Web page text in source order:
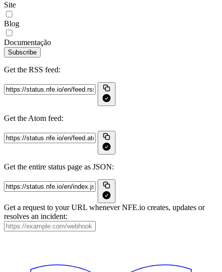
Site
Blog
Documentação
Subscribe
Get the RSS feed:
Get the Atom feed:
Get the entire status page as JSON:
Get a request to your URL whenever NFE.io creates, updates or
resolves an incident: